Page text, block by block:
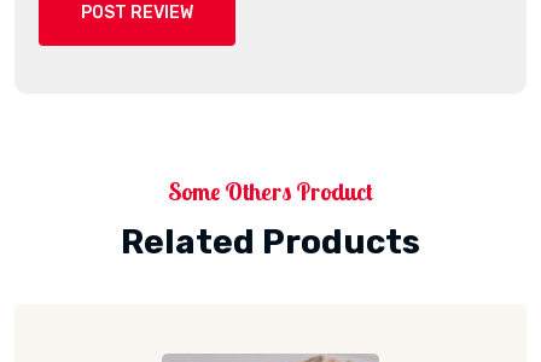
POST REVIEW
Some Others Product
Related Products